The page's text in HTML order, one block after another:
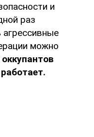
и
раз
агрессивные
можно